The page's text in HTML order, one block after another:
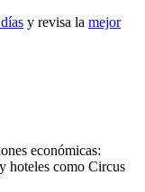
y revisa la mejor
económicas:
hoteles como Circus